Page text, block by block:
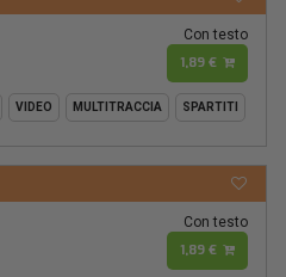
Con testo
1,89 €
VIDEO MULTITRACCIA SPARTITI
Con testo
1,89 €